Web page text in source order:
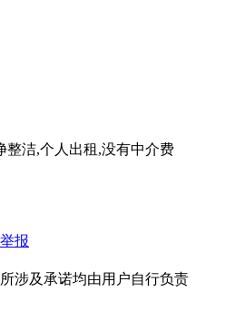
整洁,个人出租,没有中介费
报
涉及承诺均由用户自行负责